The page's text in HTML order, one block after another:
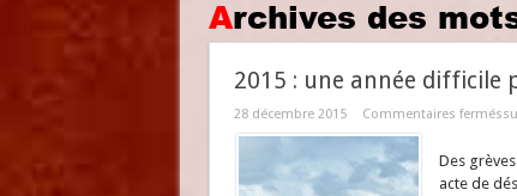
Archives des
2015 : une année difficile
28 décembre 2015 Commentaires fermés
Des
acte de